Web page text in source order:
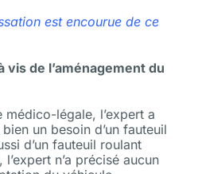
est encourue de ce
vis de l’aménagement du
médico-légale, l’expert a
un besoin d’un fauteuil
d’un fauteuil roulant
n’a précisé aucun